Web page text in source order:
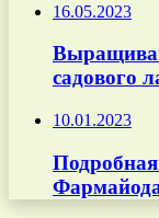
16.05.2023
садового
10.01.2023
Фармайода